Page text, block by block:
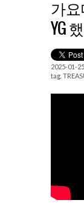
가요
YG
2025-01-
tag.